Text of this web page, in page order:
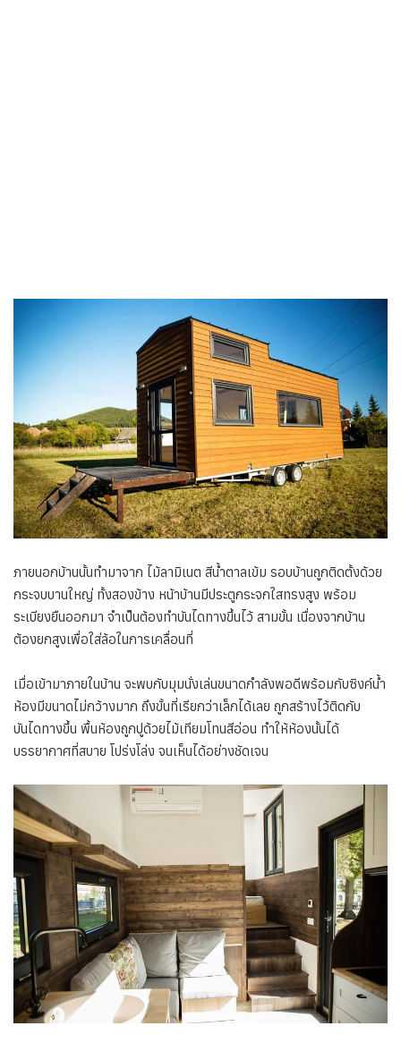
ภายนอกบ้านนั้นทำมาจาก ไม้ลามิเนต สีน้ำตาลเข้ม รอบบ้านถูกติดตั้งด้วย
กระจบบานใหญ่ ทั้งสองข้าง หน้าบ้านมีประตูกระจกใสทรงสูง พร้อม
ระเบียงยืนออกมา จำเป็นต้องทำบันไดทางขึ้นไว้ สามขั้น เนื่องจากบ้าน
ต้องยกสูงเพื่อใส่ล้อในการเคลื่อนที่
เมื่อเข้ามาภายในบ้าน จะพบกับมุมนั่งเล่นขนาดกำลังพอดีพร้อมกับซิงค์น้ำ
ห้องมีขนาดไม่กว้างมาก ถึงขั้นที่เรียกว่าเล็กได้เลย ถูกสร้างไว้ติดกับ
บันไดทางขึ้น พื้นห้องถูกปูด้วยไม้เทียมโทนสีอ่อน ทำให้ห้องนั้นได้
บรรยากาศที่สบาย โปร่งโล่ง จนเห็นได้อย่างชัดเจน